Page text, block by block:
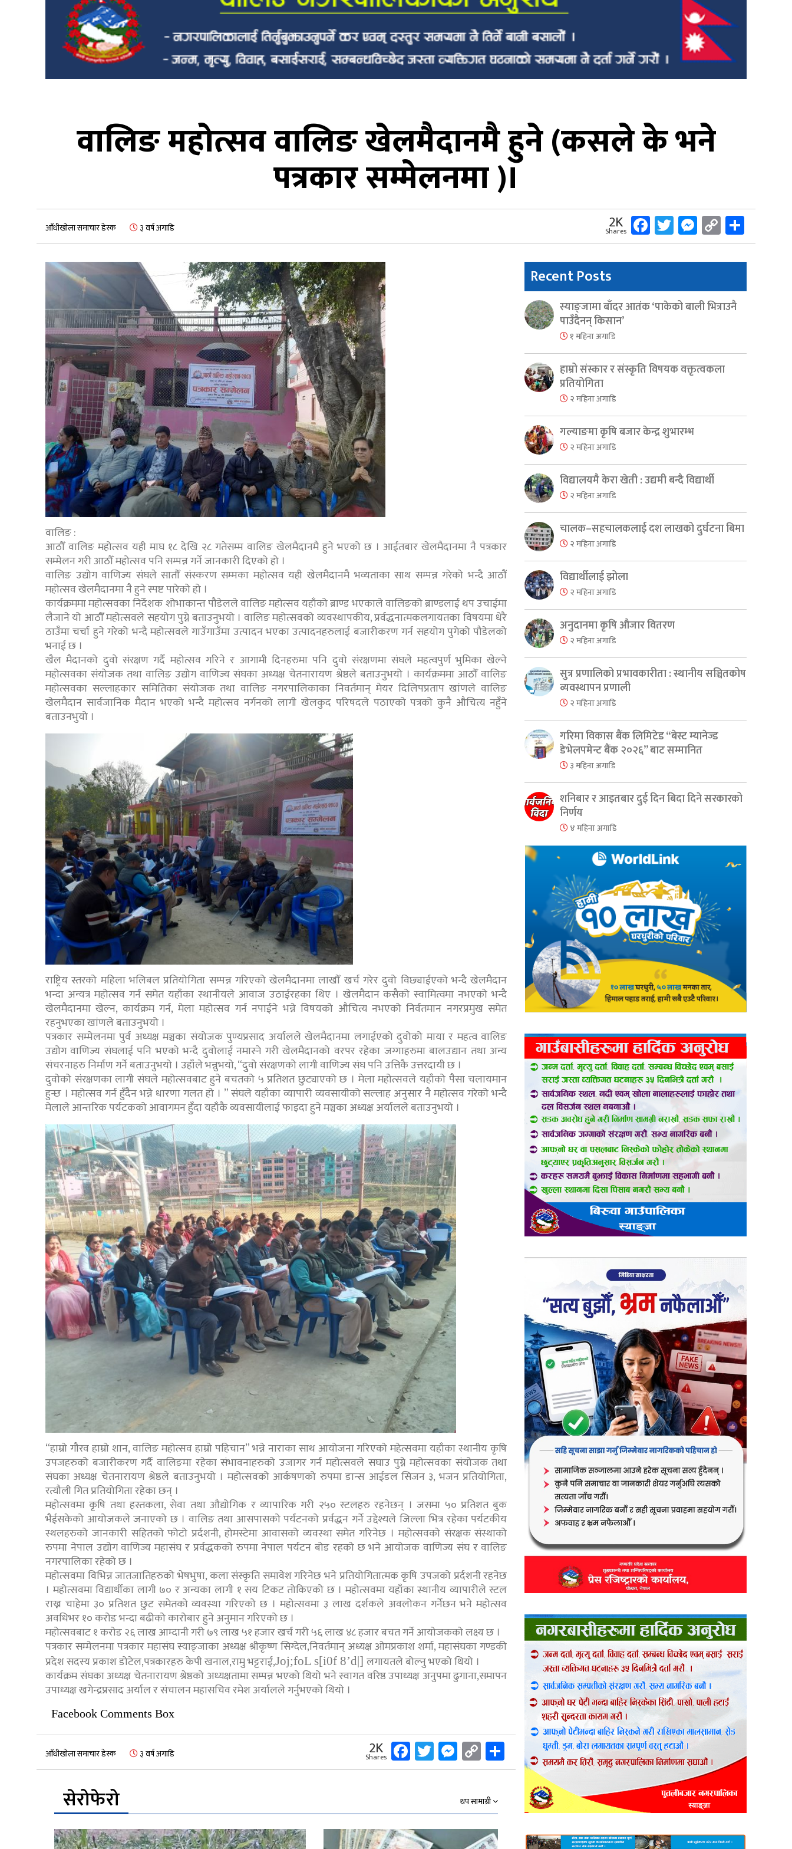
वालिङ महोत्सव वालिङ खेलमैदानमै हुने (कसले के भने
पत्रकार सम्मेलनमा )।
आँधीखोला समाचार डेस्क ३ वर्ष अगाडि 2K
Shares Facebook
Twitter
Messenger
Copy
Link
वालिङ :
आठौँ वालिङ महोत्सव यही माघ १८ देखि २८ गतेसम्म वालिङ खेलमैदानमै हुने भएको छ । आईतबार खेलमैदानमा नै पत्रकार
सम्मेलन गरी आठौँ महोत्सव पनि सम्पन्न गर्ने जानकारी दिएको हो ।
वालिङ उद्योग वाणिज्य संघले सातौँ संस्करण सम्मका महोत्सव यही खेलमैदानमै भव्यताका साथ सम्पन्न गरेको भन्दै आठौं
महोत्सव खेलमैदानमा नै हुने स्पष्ट पारेको हो ।
कार्यक्रममा महोत्सवका निर्देशक शोभाकान्त पौडेलले वालिङ महोत्सव यहाँको ब्राण्ड भएकाले वालिङको ब्राण्डलाई थप उचाईमा
लैजाने यो आठौँ महोत्सवले सहयोग पुग्ने बताउनुभयो । वालिङ महोत्सवको व्यवस्थापकीय, प्रर्वद्धनात्मकलगायतका विषयमा धेरै
ठाउँमा चर्चा हुने गरेको भन्दै महोत्सवले गाउँगाउँमा उत्पादन भएका उत्पादनहरुलाई बजारीकरण गर्न सहयोग पुगेको पौडेलको
भनाई छ ।
खैल मैदानको दुवो संरक्षण गर्दै महोत्सव गरिने र आगामी दिनहरुमा पनि दुवो संरक्षणमा संघले महत्वपुर्ण भुमिका खेल्ने
महोत्सवका संयोजक तथा वालिङ उद्योग वाणिज्य संघका अध्यक्ष चेतनारायण श्रेष्ठले बताउनुभयो । कार्यक्रममा आठौँ वालिङ
महोत्सवका सल्लाहकार समितिका संयोजक तथा वालिङ नगरपालिकाका निवर्तमान् मेयर दिलिपप्रताप खांणले वालिङ
खेलमैदान सार्वजानिक मैदान भएको भन्दै महोत्सव नर्गनको लागी खेलकुद परिषदले पठाएको पत्रको कुनै औचित्य नहुँने
बताउनभुयो ।
राष्ट्रिय स्तरको महिला भलिबल प्रतियोगिता सम्पन्न गरिएको खेलमैदानमा लाखौँ खर्च गरेर दुवो विछ्याईएको भन्दै खेलमैदान
भन्दा अन्यत्र महोत्सव गर्न समेत यहाँका स्थानीयले आवाज उठाईरहका थिए । खेलमैदान कसैको स्वामित्वमा नभएको भन्दै
खेलमैदानमा खेल्न, कार्यक्रम गर्न, मेला महोत्सव गर्न नपाईने भन्ने विषयको औचित्य नभएको निर्वतमान नगरप्रमुख समेत
रहनुभएका खांणले बताउनुभयो ।
पत्रकार सम्मेलनमा पुर्व अध्यक्ष मञ्चका संयोजक पुण्यप्रसाद अर्यालले खेलमैदानमा लगाईएको दुवोको माया र महत्व वालिङ
उद्योग वाणिज्य संघलाई पनि भएको भन्दै दुवोलाई नमास्ने गरी खेलमैदानको वरपर रहेका जग्गाहरुमा बालउद्यान तथा अन्य
संचरनाहरु निर्माण गर्ने बताउनुभयो । उहाँले भन्नुभयो, “दुुवो संरक्षणको लागी वाणिज्य संघ पनि उत्तिकै उत्तरदायी छ ।
दुवोको संरक्षणका लागी संघले महोत्सवबाट हुने बचतको ५ प्रतिशत छुट्याएको छ । मेला महोत्सवले यहाँको पैसा चलायमान
हुन्छ । महोत्सव गर्न हुँदैन भन्ने धारणा गलत हो । ” संघले यहाँका व्यापारी व्यवसायीको सल्लाह अनुसार नै महोत्सव गरेको भन्दै
मेलाले आन्तरिक पर्यटकको आवागमन हुँदा यहाँकै व्यवसायीलाई फाइदा हुने मञ्चका अध्यक्ष अर्यालले बताउनुभयो ।
“हाम्रो गौरव हाम्रो शान, वालिङ महोत्सव हाम्रो पहिचान” भन्ने नाराका साथ आयोजना गरिएको महेत्सवमा यहाँका स्थानीय कृषि
उपजहरुको बजारीकरण गर्दै वालिङमा रहेका संभावनाहरुको उजागर गर्न महोत्सवले सघाउ पुग्ने महोत्सवका संयोजक तथा
संघका अध्यक्ष चेतनारायण श्रेष्ठले बताउनुभयो । महोत्सवको आर्कषणको रुपमा डान्स आईडल सिजन ३, भजन प्रतियोगिता,
रत्यौली गित प्रतियोगिता रहेका छन् ।
महोत्सवमा कृषि तथा हस्तकला, सेवा तथा औद्योगिक र व्यापारिक गरी २५० स्टलहरु रहनेछन् । जसमा ५० प्रतिशत बुक
भैईसकेको आयोजकले जनाएको छ । वालिङ तथा आसपासको पर्यटनको प्रर्वद्धन गर्ने उद्देश्यले जिल्ला भित्र रहेका पर्यटकीय
स्थलहरुको जानकारी सहितको फोटो प्रर्दशनी, होमस्टेमा आवासको व्यवस्था समेत गरिनेछ । महोत्सवको संरक्षक संस्थाको
रुपमा नेपाल उद्योग वाणिज्य महासंघ र प्रर्वद्धकको रुपमा नेपाल पर्यटन बोड रहको छ भने आयोजक वाणिज्य संघ र वालिङ
नगरपालिका रहेको छ ।
महोत्सवमा विभिन्न जातजातिहरुको भेषभुषा, कला संस्कृति समावेश गरिनेछ भने प्रतियोगितात्मक कृषि उपजको प्रर्दशनी रहनेछ
। महोत्सवमा विद्यार्थीका लागी ७० र अन्यका लागी १ सय टिकट तोकिएको छ । महोत्सवमा यहाँका स्थानीय व्यापारीले स्टल
राख्न चाहेमा ३० प्रतिशत छुट समेतको व्यवस्था गरिएको छ । महोत्सवमा ३ लाख दर्शकले अवलोकन गर्नेछन भने महोत्सव
अवधिभर १० करोड भन्दा बढीको कारोबार हुने अनुमान गरिएको छ ।
महोत्सवबाट १ करोड २६ लाख आम्दानी गरी ७९ लाख ५१ हजार खर्च गरी ५६ लाख ४८ हजार बचत गर्ने आयोजकको लक्ष्य छ ।
पत्रकार सम्मेलनमा पत्रकार महासंघ स्याङ्जाका अध्यक्ष श्रीकृष्ण सिग्देल,निवर्तमान् अध्यक्ष ओमप्रकाश शर्मा, महासंघका गण्डकी
प्रदेश सदस्य प्रकाश डोटेल,पत्रकारहरु केपी खनाल,रामु भट्टराई,Joj;foL s[i0f 8’d|] लगायतले बोल्नु भएको थियो ।
कार्यक्रम संघका अध्यक्ष चेतनारायण श्रेष्ठको अध्यक्षतामा सम्पन्न भएको थियो भने स्वागत वरिष्ठ उपाध्यक्ष अनुपमा ढुगाना,समापन
उपाध्यक्ष खगेन्द्रप्रसाद अर्याल र संचालन महासचिव रमेश अर्यालले गर्नुभएको थियो ।
Facebook Comments Box
आँधीखोला समाचार डेस्क ३ वर्ष अगाडि 2K
Shares Facebook
Twitter
Messenger
Copy
Link
Share
सेरोफेरो
थप सामाग्री
Recent Posts
स्याङ्जामा बाँदर आतंक ‘पाकेको बाली भित्राउनै
पाउँदैनन् किसान’
१ महिना अगाडि
हाम्रो संस्कार र संस्कृति विषयक वक्तृत्वकला
प्रतियोगिता
२ महिना अगाडि
गल्याङमा कृषि बजार केन्द्र शुभारम्भ
२ महिना अगाडि
विद्यालयमै केरा खेती : उद्यमी बन्दै विद्यार्थी
२ महिना अगाडि
चालक–सहचालकलाई दश लाखको दुर्घटना बिमा
२ महिना अगाडि
विद्यार्थीलाई झोला
२ महिना अगाडि
अनुदानमा कृषि औजार वितरण
२ महिना अगाडि
सुत्र प्रणालिको प्रभावकारीता : स्थानीय सञ्चितकोष
व्यवस्थापन प्रणाली
२ महिना अगाडि
गरिमा विकास बैंक लिमिटेड “बेस्ट म्यानेज्ड
डेभेलपमेन्ट बैंक २०२६” बाट सम्मानित
३ महिना अगाडि
शनिबार र आइतबार दुई दिन बिदा दिने सरकारको
निर्णय
४ महिना अगाडि